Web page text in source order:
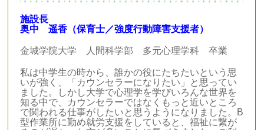
施設長
奥中 遥香（保育士／強度行動障害支援者）
金城学院大学 人間科学部 多元心理学科 卒業
私は中学生の時から、誰かの役にたちたいという思
いが強く、「カウンセラーになりたい」と思ってい
ました。しかし大学で心理学を学びいろんな世界を
知る中で、カウンセラーではなくもっと近いところ
で関われる仕事がしたいと思うようになりました。B
型作業所に勤め就労支援をしていると、福祉に繋が